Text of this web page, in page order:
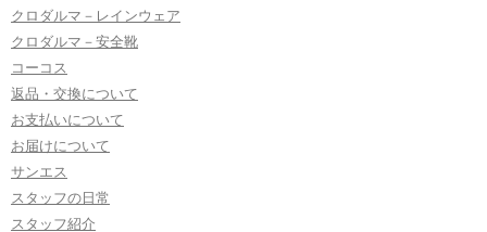
クロダルマ－レインウェア
クロダルマ－安全靴
コーコス
返品・交換について
お支払いについて
お届けについて
サンエス
スタッフの日常
スタッフ紹介